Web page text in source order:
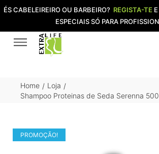
ÉS CABELEIREIRO OU BARBEIRO? REGISTA-TE
ESPECIAIS SÓ PARA
Home / Loja /
Shampoo Proteinas de Seda Serenna
PROMOÇÃO!